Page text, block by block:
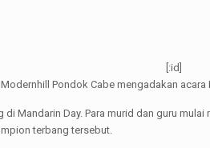
[:id]
Pondok Cabe mengadakan acara
Mandarin Day. Para murid dan guru
terbang tersebut.